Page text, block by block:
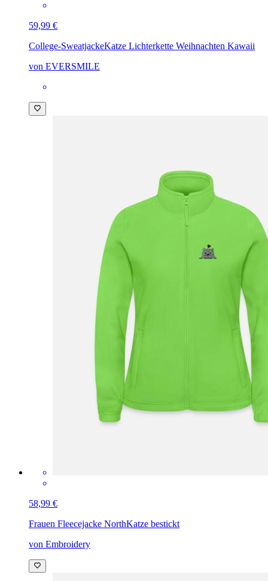
59,99 €
College-SweatjackeKatze Lichterkette Weihnachten Kawaii
von EVERSMILE
58,99 €
Frauen Fleecejacke NorthKatze bestickt
von Embroidery